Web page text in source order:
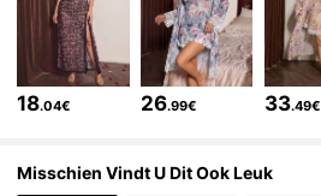
4.86 83K Volgers
18.04€ 26.99€ 33.49€
Misschien Vindt U Dit Ook Leuk